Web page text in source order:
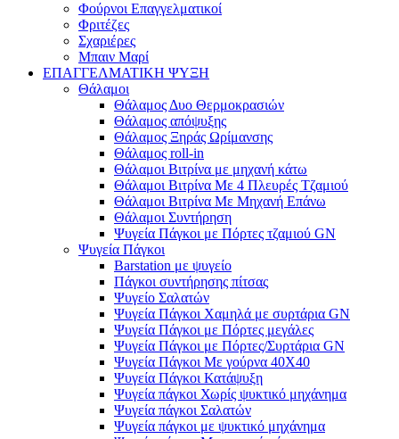
Φούρνοι Επαγγελματικοί
Φριτέζες
Σχαριέρες
Μπαιν Μαρί
ΕΠΑΓΓΕΛΜΑΤΙΚΗ ΨΥΞΗ
Θάλαμοι
Θάλαμος Δυο Θερμοκρασιών
Θάλαμος απόψυξης
Θάλαμος Ξηράς Ωρίμανσης
Θάλαμος roll-in
Θάλαμοι Βιτρίνα με μηχανή κάτω
Θάλαμοι Βιτρίνα Με 4 Πλευρές Τζαμιού
Θάλαμοι Βιτρίνα Με Μηχανή Επάνω
Θάλαμοι Συντήρηση
Ψυγεία Πάγκοι με Πόρτες τζαμιού GN
Ψυγεία Πάγκοι
Barstation με ψυγείο
Πάγκοι συντήρησης πίτσας
Ψυγείο Σαλατών
Ψυγεία Πάγκοι Χαμηλά με συρτάρια GN
Ψυγεία Πάγκοι με Πόρτες μεγάλες
Ψυγεία Πάγκοι με Πόρτες/Συρτάρια GN
Ψυγεία Πάγκοι Με γούρνα 40Χ40
Ψυγεία Πάγκοι Κατάψυξη
Ψυγεία πάγκοι Χωρίς ψυκτικό μηχάνημα
Ψυγεία πάγκοι Σαλατών
Ψυγεία πάγκοι με ψυκτικό μηχάνημα